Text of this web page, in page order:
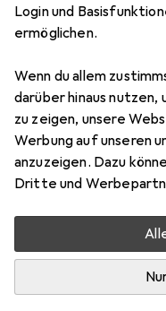
Login und
ermöglichen.
Wenn du allem
darüber hinaus
zu zeigen, unsere
Werbung auf unseren
anzuzeigen. Dazu
Dritte und
Bewertung für
Akku Active
peterkunz30
hat dieses
auch der neue Akku
Neben der kurzen